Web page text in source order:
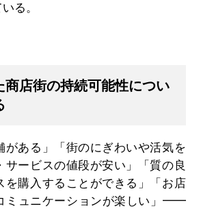
る。
商店街の持続可能性につい
がある」「街のにぎわいや活気を
サービスの値段が安い」「質の良
を購入することができる」「お店
ミュニケーションが楽しい」━━